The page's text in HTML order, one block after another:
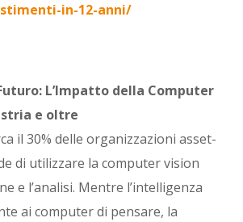
in-12-anni/
L’Impatto della Computer
e oltre
il 30% delle organizzazioni asset-
di utilizzare la computer vision
e l’analisi. Mentre l’intelligenza
ai computer di pensare, la